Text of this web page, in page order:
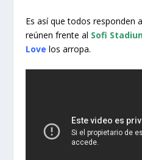
Es así que todos responden
reúnen frente al Sofi
Love los arropa.